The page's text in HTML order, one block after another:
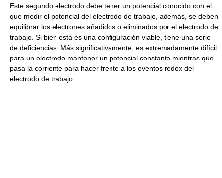
Este segundo electrodo debe tener un potencial conocido con el
que medir el potencial del electrodo de trabajo, además, se deben
equilibrar los electrones añadidos o eliminados por el electrodo de
trabajo. Si bien esta es una configuración viable, tiene una serie
de deficiencias. Más significativamente, es extremadamente difícil
para un electrodo mantener un potencial constante mientras que
pasa la corriente para hacer frente a los eventos redox del
electrodo de trabajo.